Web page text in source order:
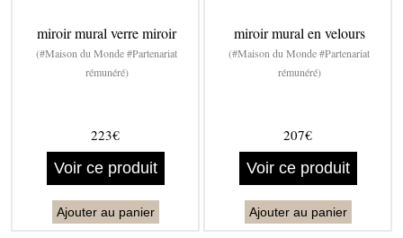
miroir mural verre miroir
(#Maison du Monde #Partenariat
rémunéré)
223€
Voir ce produit
Ajouter au panier
miroir mural en velours
(#Maison du Monde #Partenariat
rémunéré)
207€
Voir ce produit
Ajouter au panier